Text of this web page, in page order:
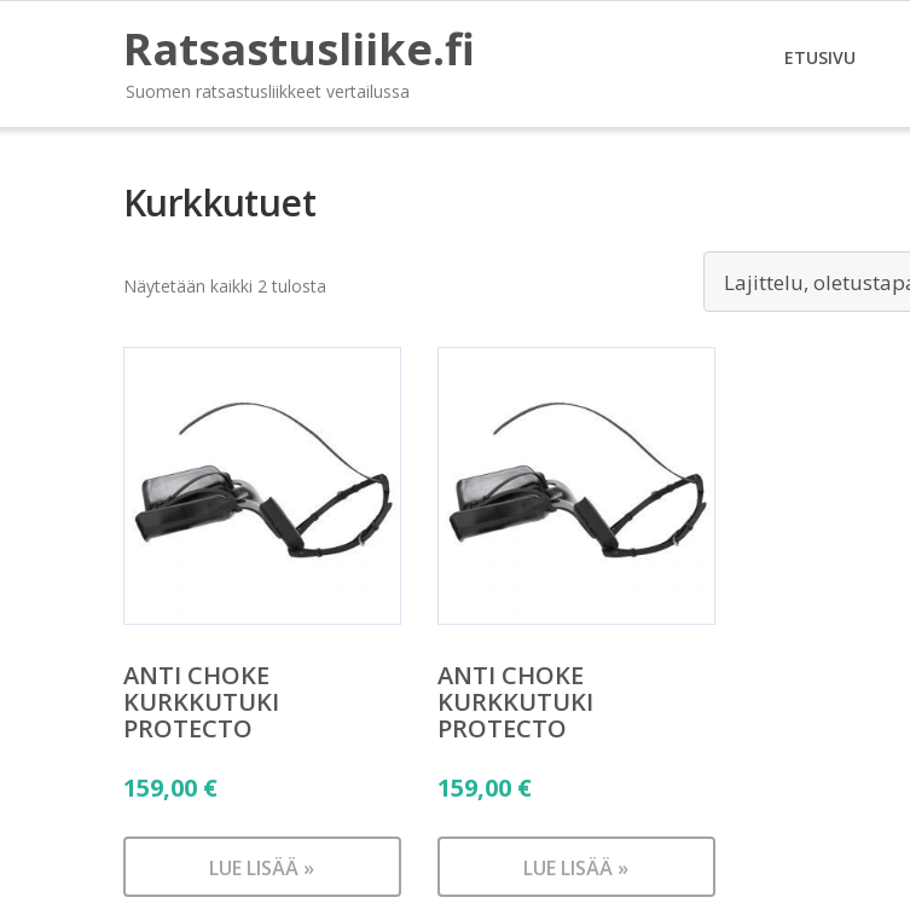
Ratsastusliike.fi
Suomen ratsastusliikkeet vertailussa
ETUSIVU
Kurkkutuet
Näytetään kaikki 2 tulosta
ANTI CHOKE
KURKKUTUKI
PROTECTO
159,00 €
LUE LISÄÄ »
ANTI CHOKE
KURKKUTUKI
PROTECTO
159,00 €
LUE LISÄÄ »